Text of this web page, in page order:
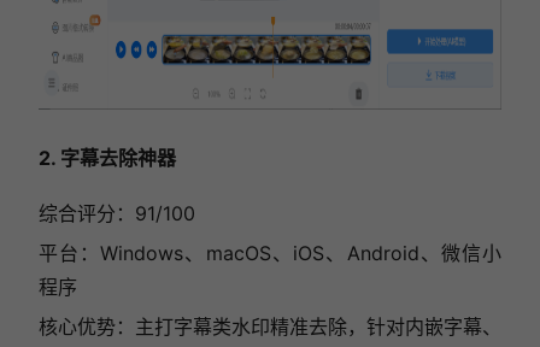
2. 字幕去除神器
综合评分：91/100
平台：Windows、macOS、iOS、Android、微信小
程序
核心优势：主打字幕类水印精准去除，针对内嵌字幕、